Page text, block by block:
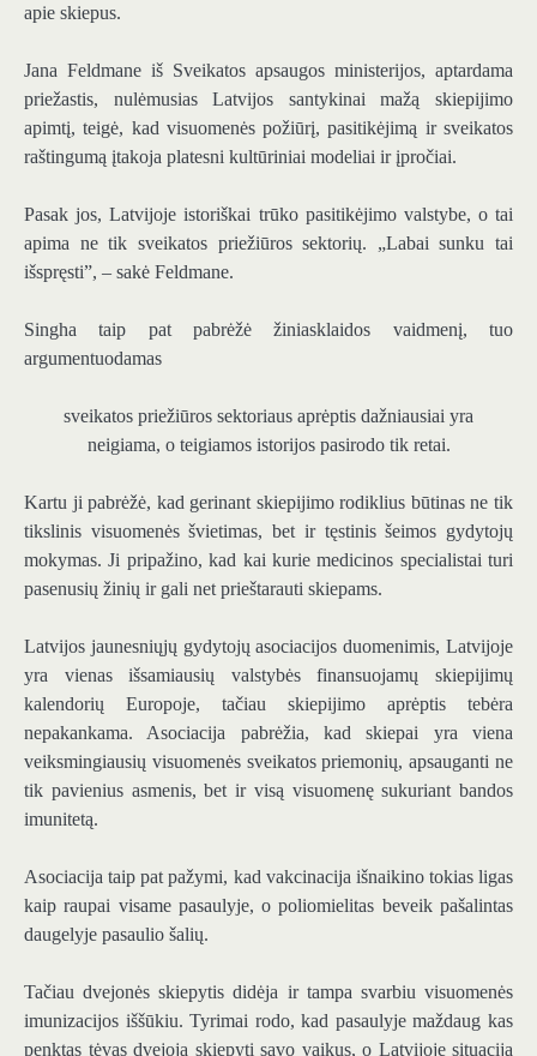
apie skiepus.
Jana Feldmane iš Sveikatos apsaugos ministerijos, aptardama
priežastis, nulėmusias Latvijos santykinai mažą skiepijimo
apimtį, teigė, kad visuomenės požiūrį, pasitikėjimą ir sveikatos
raštingumą įtakoja platesni kultūriniai modeliai ir įpročiai.
Pasak jos, Latvijoje istoriškai trūko pasitikėjimo valstybe, o tai
apima ne tik sveikatos priežiūros sektorių. „Labai sunku tai
išspręsti”, – sakė Feldmane.
Singha taip pat pabrėžė žiniasklaidos vaidmenį, tuo
argumentuodamas
sveikatos priežiūros sektoriaus aprėptis dažniausiai yra
neigiama, o teigiamos istorijos pasirodo tik retai.
Kartu ji pabrėžė, kad gerinant skiepijimo rodiklius būtinas ne tik
tikslinis visuomenės švietimas, bet ir tęstinis šeimos gydytojų
mokymas. Ji pripažino, kad kai kurie medicinos specialistai turi
pasenusių žinių ir gali net prieštarauti skiepams.
Latvijos jaunesniųjų gydytojų asociacijos duomenimis, Latvijoje
yra vienas išsamiausių valstybės finansuojamų skiepijimų
kalendorių Europoje, tačiau skiepijimo aprėptis tebėra
nepakankama. Asociacija pabrėžia, kad skiepai yra viena
veiksmingiausių visuomenės sveikatos priemonių, apsauganti ne
tik pavienius asmenis, bet ir visą visuomenę sukuriant bandos
imunitetą.
Asociacija taip pat pažymi, kad vakcinacija išnaikino tokias ligas
kaip raupai visame pasaulyje, o poliomielitas beveik pašalintas
daugelyje pasaulio šalių.
Tačiau dvejonės skiepytis didėja ir tampa svarbiu visuomenės
imunizacijos iššūkiu. Tyrimai rodo, kad pasaulyje maždaug kas
penktas tėvas dvejoja skiepyti savo vaikus, o Latvijoje situacija